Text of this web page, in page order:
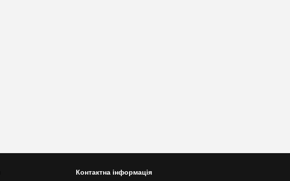
Контактна інформація